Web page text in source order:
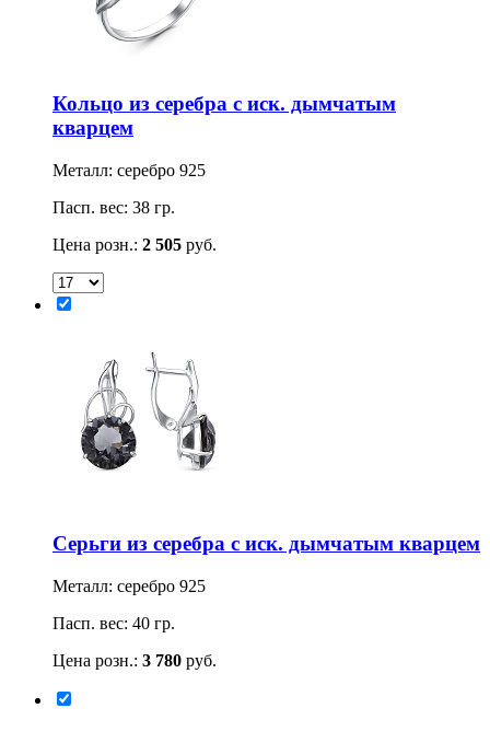
Кольцо из серебра с иск. дымчатым
кварцем
Металл: серебро 925
Пасп. вес: 38 гр.
Цена розн.: 2 505 руб.
Серьги из серебра с иск. дымчатым кварцем
Металл: серебро 925
Пасп. вес: 40 гр.
Цена розн.: 3 780 руб.